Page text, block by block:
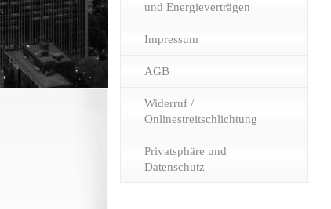
und Energieverträgen
Impressum
AGB
Widerruf /
Onlinestreitschlichtung
Privatsphäre und
Datenschutz